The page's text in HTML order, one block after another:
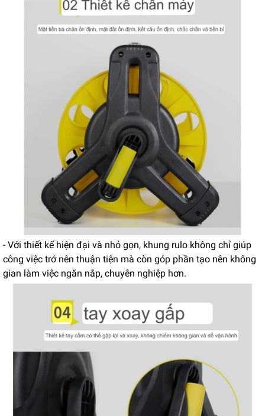
- Với thiết kế hiện đại và nhỏ gọn, khung rulo không chỉ giúp
công việc trở nên thuận tiện mà còn góp phần tạo nên không
gian làm việc ngăn nắp, chuyên nghiệp hơn.